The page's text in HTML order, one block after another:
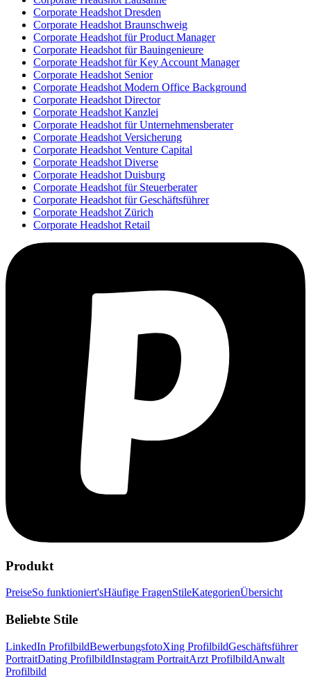
Corporate Headshot Dresden
Corporate Headshot Braunschweig
Corporate Headshot für Product Manager
Corporate Headshot für Bauingenieure
Corporate Headshot für Key Account Manager
Corporate Headshot Senior
Corporate Headshot Modern Office Background
Corporate Headshot Director
Corporate Headshot Kanzlei
Corporate Headshot für Unternehmensberater
Corporate Headshot Versicherung
Corporate Headshot Venture Capital
Corporate Headshot Diverse
Corporate Headshot Duisburg
Corporate Headshot für Steuerberater
Corporate Headshot für Geschäftsführer
Corporate Headshot Zürich
Corporate Headshot Retail
Produkt
PreiseSo funktioniert'sHäufige FragenStileKategorienÜbersicht
Beliebte Stile
LinkedIn ProfilbildBewerbungsfotoXing ProfilbildGeschäftsführer
PortraitDating ProfilbildInstagram PortraitArzt ProfilbildAnwalt
Profilbild